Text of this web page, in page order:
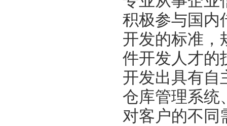
积极参与国内
开发的标准，
件开发人才的
开发出具有自
仓库管理系统
对客户的不同